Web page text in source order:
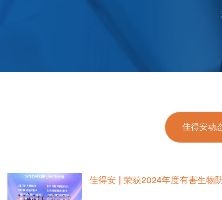
佳得安动
佳得安 | 荣获2024年度有害生物